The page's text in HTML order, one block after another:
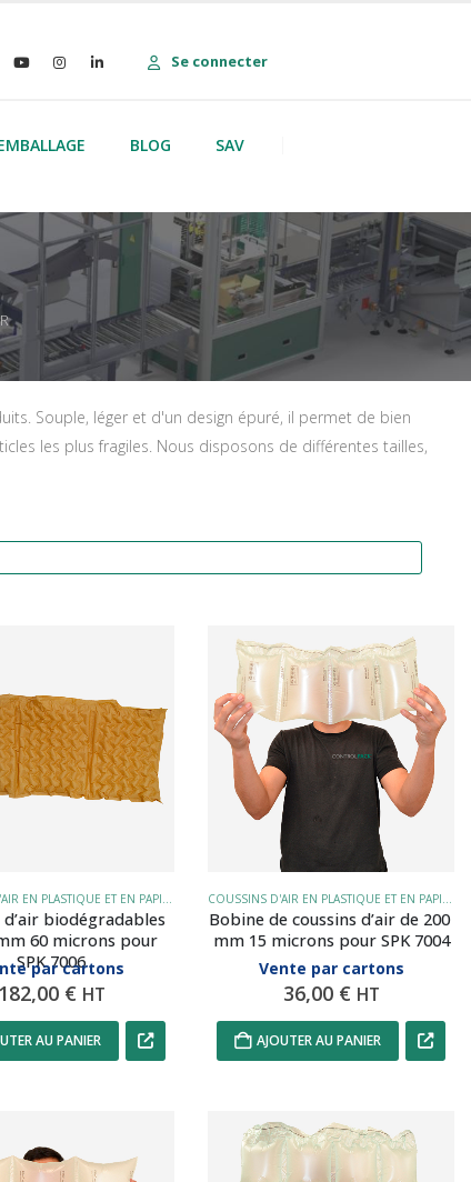
Se connecter
BLOG SAV
Souple, léger et d'un design épuré, il permet de bien
les plus fragiles. Nous disposons de différentes tailles,
COUSSINS D'AIR EN PLASTIQUE ET EN PAPIER
d’air biodégradables
60 microns pour
SPK 7006
par cartons
182,00 € HT
AU PANIER
COUSSINS D'AIR EN PLASTIQUE ET EN PAPIER
Bobine de coussins d’air de 200
mm 15 microns pour SPK 7004
Vente par cartons
36,00 € HT
AJOUTER AU PANIER